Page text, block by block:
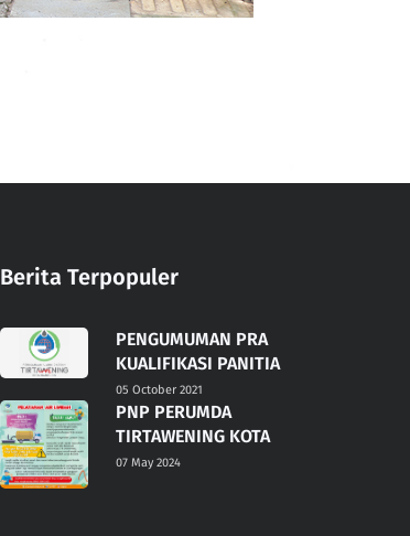
Berita Terpopuler
PENGUMUMAN PRA
KUALIFIKASI PANITIA
05 October 2021
PNP PERUMDA
TIRTAWENING KOTA
07 May 2024